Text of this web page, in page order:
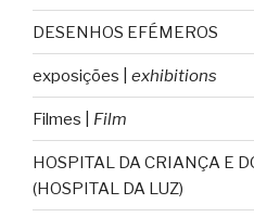
DESENHOS EFÉMEROS
exposições | exhibitions
Filmes | Film
HOSPITAL DA CRIANÇA E
(HOSPITAL DA LUZ)